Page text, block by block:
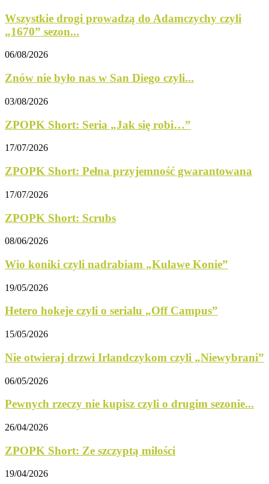
Wszystkie drogi prowadzą do Adamczychy czyli
„1670” sezon...
06/08/2026
Znów nie było nas w San Diego czyli...
03/08/2026
ZPOPK Short: Seria „Jak się robi…”
17/07/2026
ZPOPK Short: Pełna przyjemność gwarantowana
17/07/2026
ZPOPK Short: Scrubs
08/06/2026
Wio koniki czyli nadrabiam „Kulawe Konie”
19/05/2026
Hetero hokeje czyli o serialu „Off Campus”
15/05/2026
Nie otwieraj drzwi Irlandczykom czyli „Niewybrani”
06/05/2026
Pewnych rzeczy nie kupisz czyli o drugim sezonie...
26/04/2026
ZPOPK Short: Ze szczyptą miłości
19/04/2026